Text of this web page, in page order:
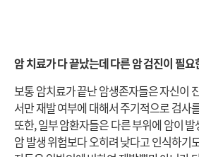
암 치료가 다 끝났는데 다른 암 검진이 필요
보통 암치료가 끝난 암생존자들은 자신이
서만 재발 여부에 대해서 주기적으로 검사
또한, 일부 암환자들은 다른 부위에 암이
암 발생 위험보다 오히려 낮다고 인식하기